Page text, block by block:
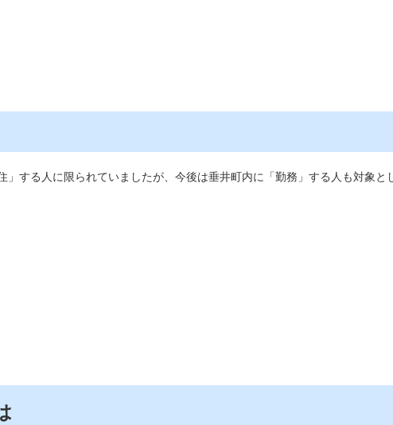
する人に限られていましたが、今後は垂井町内に「勤務」する人も対象と